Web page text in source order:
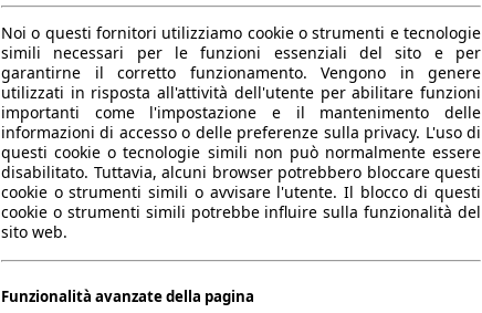
Noi o questi fornitori utilizziamo cookie o strumenti e tecnologie
simili necessari per le funzioni essenziali del sito e per
garantirne il corretto funzionamento. Vengono in genere
utilizzati in risposta all'attività dell'utente per abilitare funzioni
importanti come l'impostazione e il mantenimento delle
informazioni di accesso o delle preferenze sulla privacy. L'uso di
questi cookie o tecnologie simili non può normalmente essere
disabilitato. Tuttavia, alcuni browser potrebbero bloccare questi
cookie o strumenti simili o avvisare l'utente. Il blocco di questi
cookie o strumenti simili potrebbe influire sulla funzionalità del
sito web.
Funzionalità avanzate della pagina